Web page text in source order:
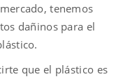
tenemos
dañinos para el
que el plástico es